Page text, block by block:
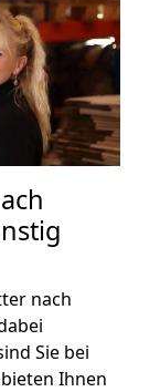
nach
Sie bei
Ihnen